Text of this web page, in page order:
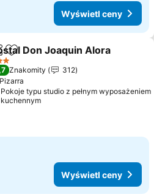
Wyświetl ceny
Dodaj do ulubionych
Don Joaquin Alora
Znakomity
312
Pizarra
Pokoje typu studio z pełnym wyposażeniem
kuchennym
Wyświetl ceny